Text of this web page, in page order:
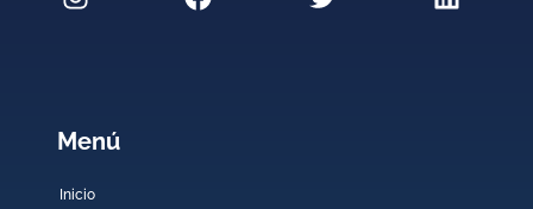
Menú
Inicio